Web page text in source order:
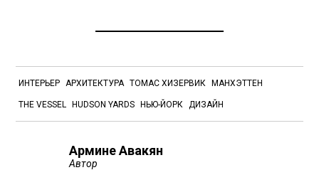
ИНТЕРЬЕР АРХИТЕКТУРА ТОМАС ХИЗЕРВИК МАНХЭТТЕН
THE VESSEL HUDSON YARDS НЬЮ-ЙОРК ДИЗАЙН
Армине Авакян
Автор